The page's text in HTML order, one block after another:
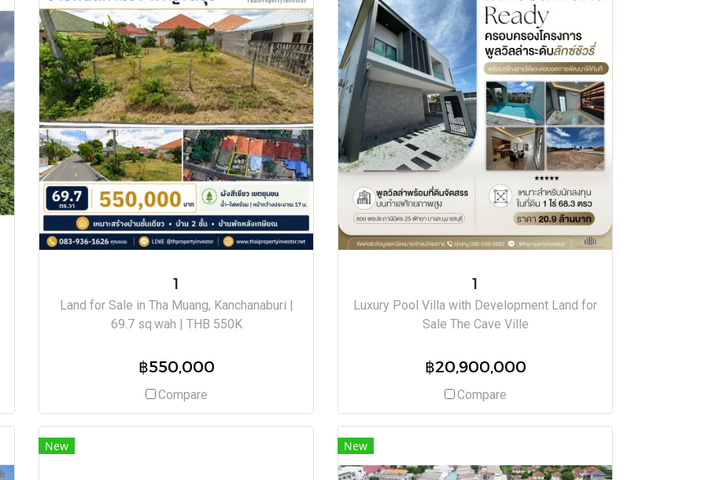
1
Land for Sale in Tha Muang, Kanchanaburi |
69.7 sq.wah | THB 550K
฿550,000
Compare
1
Luxury Pool Villa with Development Land for
Sale The Cave Ville
฿20,900,000
Compare
New New